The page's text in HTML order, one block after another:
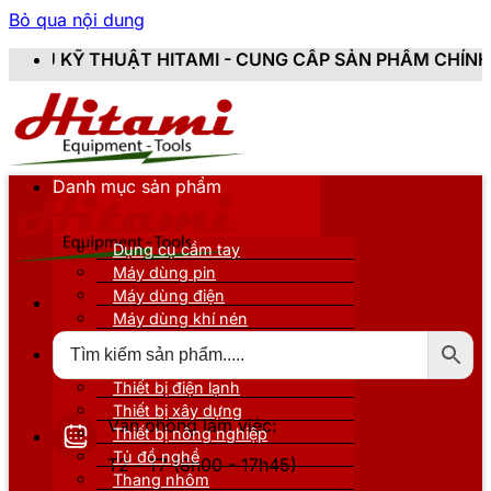
Bỏ qua nội dung
- CUNG CẤP SẢN PHẨM CHÍNH HÃNG, MỚI 100%,
Văn phòng làm việc:
T2 - T7 (8h00 - 17h45)
Danh mục sản phẩm
Dụng cụ cầm tay
Máy dùng pin
Máy dùng điện
Máy dùng khí nén
Thiết bị nâng đỡ
Thiết bị điện lạnh
Thiết bị xây dựng
Thiết bị nông nghiệp
Tủ đồ nghề
Thang nhôm